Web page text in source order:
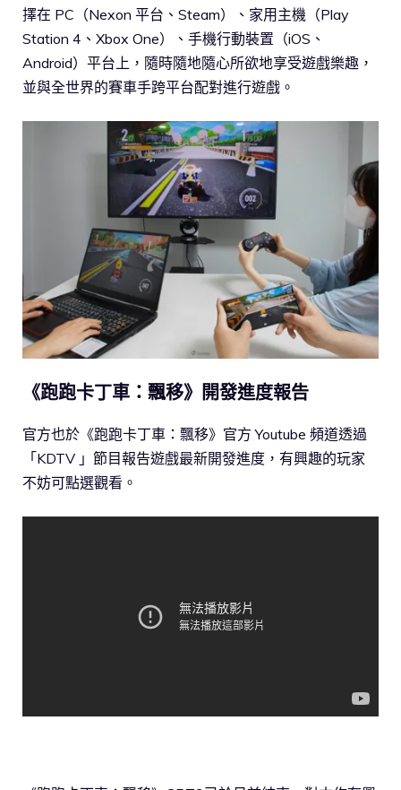
擇在 PC（Nexon 平台、Steam）、家用主機（Play
Station 4、Xbox One）、手機行動裝置（iOS、
Android）平台上，隨時隨地隨心所欲地享受遊戲樂趣，
並與全世界的賽車手跨平台配對進行遊戲。
《跑跑卡丁車：飄移》開發進度報告
官方也於《跑跑卡丁車：飄移》官方 Youtube 頻道透過
「KDTV 」節目報告遊戲最新開發進度，有興趣的玩家
不妨可點選觀看。